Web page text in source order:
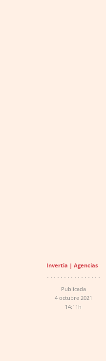
Invertia | Agencias
Publicada
4 octubre 2021
14:11h